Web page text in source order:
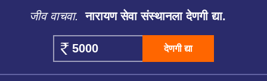
जीव वाचवा. नारायण सेवा संस्थानला देणगी द्या.
देणगी द्या